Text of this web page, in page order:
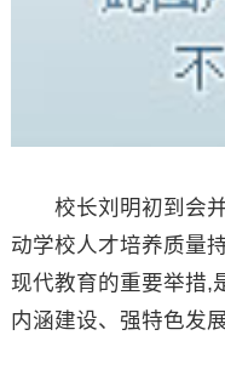
校长刘明初到会并
动学校人才培养质量
现代教育的重要举措,
内涵建设、强特色发